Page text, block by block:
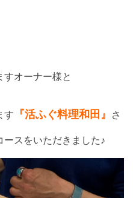
すオーナー様と
す 『活ふぐ料理和田』
さ
ースをいただきました♪